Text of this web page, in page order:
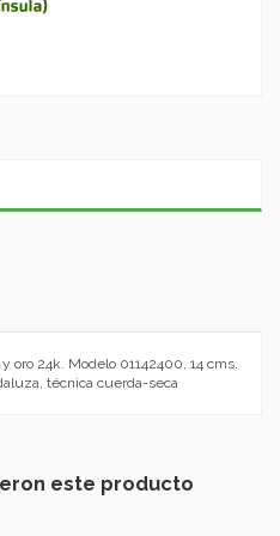
oro 24k. Modelo 01142400, 14 cms.
técnica cuerda-seca
este producto